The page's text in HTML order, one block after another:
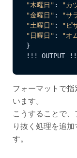
"木曜日" : "カ
"金曜日" : "サ
"土曜日" : "ピ
"日曜日" :
"オ
}
!!! OUTPUT
フォーマットで
います。
こうすることで
り抜く処理を追
す。